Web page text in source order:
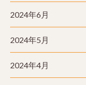
2024年6月
2024年5月
2024年4月